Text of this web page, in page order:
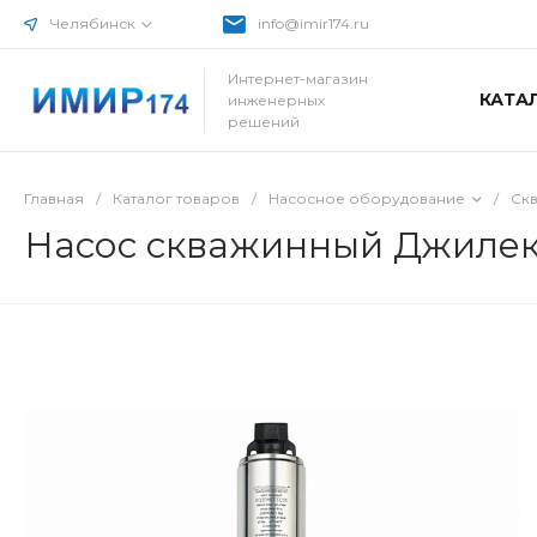
Челябинск info@imir174.ru
Интернет-магазин
инженерных
решений
Главная / Каталог товаров / Насосное оборудование /
Насос скважинный